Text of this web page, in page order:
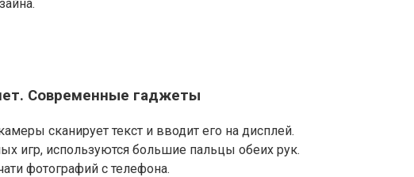
Современные гаджеты
сканирует текст и вводит его на дисплей.
игр, используются большие пальцы обеих рук.
фотографий с телефона.